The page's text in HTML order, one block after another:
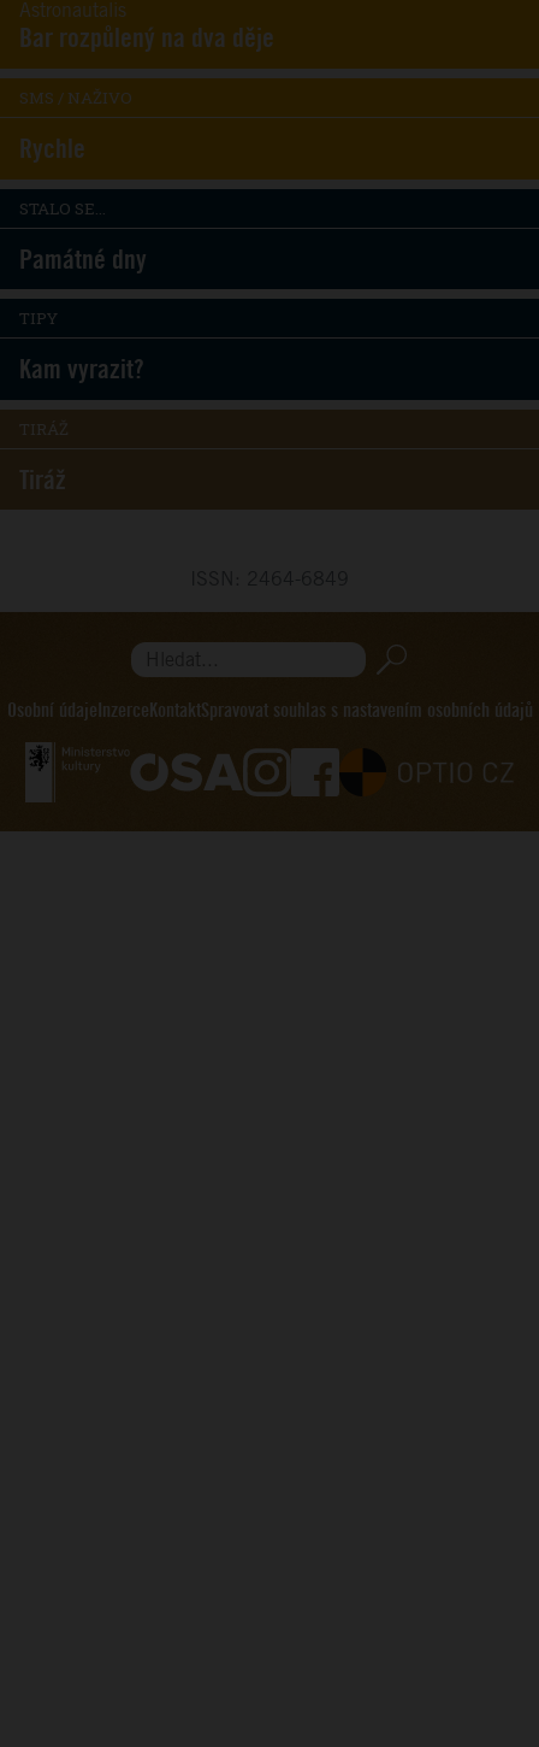
Astronautalis
Bar rozpůlený na dva děje
SMS / NAŽIVO
Rychle
STALO SE...
Památné dny
TIPY
Kam vyrazit?
TIRÁŽ
Tiráž
Hledat...
Osobní údaje Inzerce KontaktSpravovat souhlas s nastavením osobních údajů